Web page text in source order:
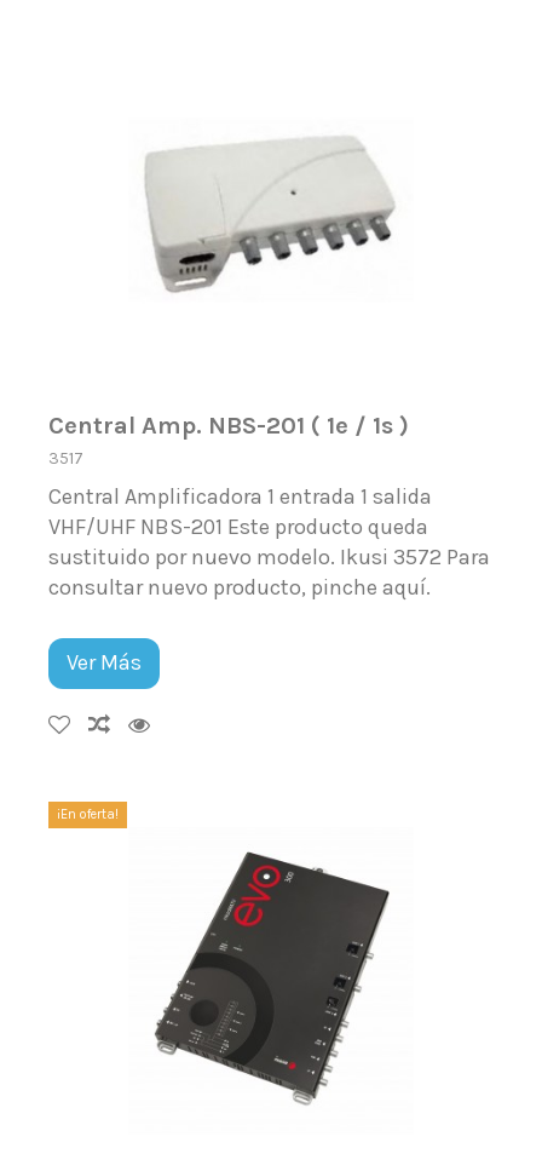
Central Amp. NBS-201 ( 1e / 1s )
3517
Central Amplificadora 1 entrada 1 salida
VHF/UHF NBS-201 Este producto queda
sustituido por nuevo modelo. Ikusi 3572 Para
consultar nuevo producto, pinche aquí.
Ver Más
¡En oferta!